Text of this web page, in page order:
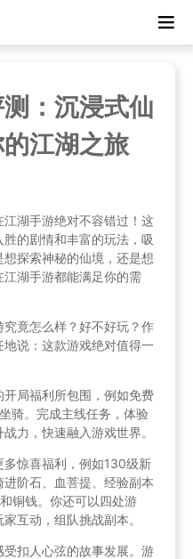
：沉浸式仙
江湖之旅
湖手游绝对不容错过！这
的剧情和丰富的玩法，吸
探索神秘的仙境，还是想
湖手游都能满足你的需
竟怎么样？好不好玩？作
说：这款游戏绝对值得一
局福利所包围，例如免费
骑。完成主线任务，体验
力，快速融入游戏世界。
惊喜福利，例如130级新
阶石、血菩提、经验副本
铜钱。你还可以四处游
互动，组队挑战副本。
扣人心弦的故事发展。游